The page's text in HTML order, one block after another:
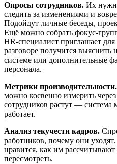
Опросы сотрудников. Их
следить за изменениями и
Подойдут личные беседы,
Ещё можно собрать фокус-
HR-специалист приглашает
разговоре получится
системе или дополнительные
персонала.
Метрики производительности.
можно косвенно измерить
сотрудников растут — система
работает.
Анализ текучести кадров.
работников, почему они
нравится, как им
пересмотреть.